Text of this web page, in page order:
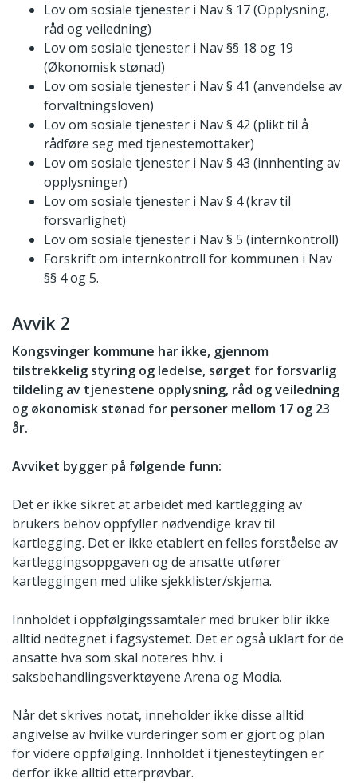
Lov om sosiale tjenester i Nav § 17 (Opplysning,
råd og veiledning)
Lov om sosiale tjenester i Nav §§ 18 og 19
(Økonomisk stønad)
Lov om sosiale tjenester i Nav § 41 (anvendelse av
forvaltningsloven)
Lov om sosiale tjenester i Nav § 42 (plikt til å
rådføre seg med tjenestemottaker)
Lov om sosiale tjenester i Nav § 43 (innhenting av
opplysninger)
Lov om sosiale tjenester i Nav § 4 (krav til
forsvarlighet)
Lov om sosiale tjenester i Nav § 5 (internkontroll)
Forskrift om internkontroll for kommunen i Nav
§§ 4 og 5.
Avvik 2
Kongsvinger kommune har ikke, gjennom
tilstrekkelig styring og ledelse, sørget for forsvarlig
tildeling av tjenestene opplysning, råd og veiledning
og økonomisk stønad for personer mellom 17 og 23
år.
Avviket bygger på følgende funn:
Det er ikke sikret at arbeidet med kartlegging av
brukers behov oppfyller nødvendige krav til
kartlegging. Det er ikke etablert en felles forståelse av
kartleggingsoppgaven og de ansatte utfører
kartleggingen med ulike sjekklister/skjema.
Innholdet i oppfølgingssamtaler med bruker blir ikke
alltid nedtegnet i fagsystemet. Det er også uklart for de
ansatte hva som skal noteres hhv. i
saksbehandlingsverktøyene Arena og Modia.
Når det skrives notat, inneholder ikke disse alltid
angivelse av hvilke vurderinger som er gjort og plan
for videre oppfølging. Innholdet i tjenesteytingen er
derfor ikke alltid etterprøvbar.